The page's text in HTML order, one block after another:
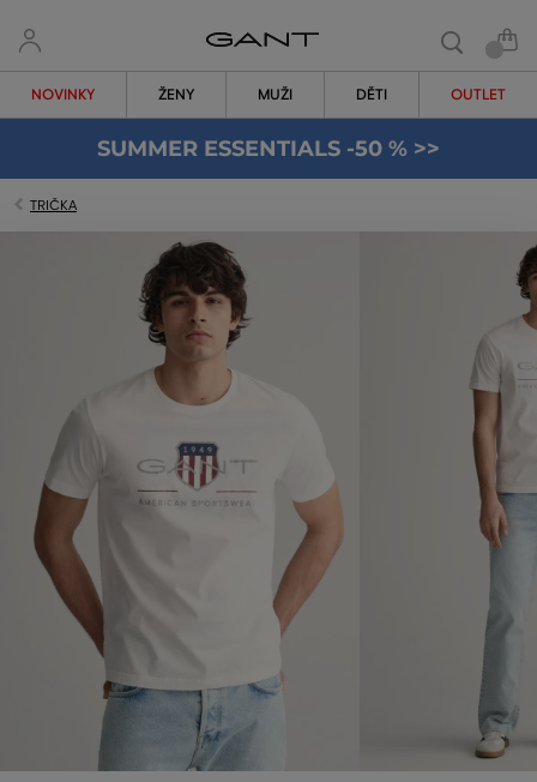
NOVINKY ŽENY MUŽI DĚTI OUTLET
SUMMER ESSENTIALS -50 % >>
TRIČKA